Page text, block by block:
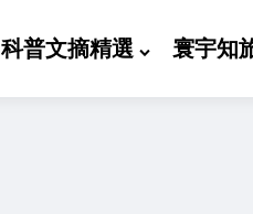
科普文摘精選 寰宇知